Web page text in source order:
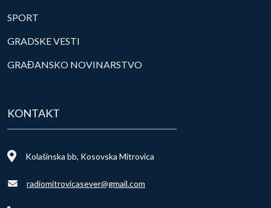
SPORT
GRADSKE VESTI
GRAĐANSKO NOVINARSTVO
KONTAKT
Kolašinska bb, Kosovska Mitrovica
radiomitrovicasever@gmail.com